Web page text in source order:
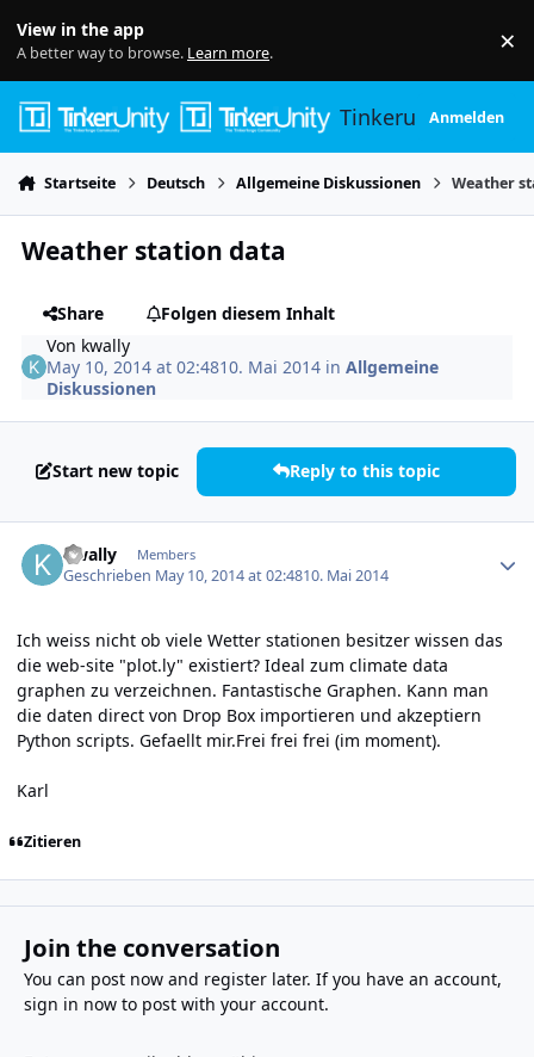
View in the app
A better way to browse. Learn more. ×
TinkerunityAnmelden
Startseite Deutsch Allgemeine Diskussionen Weather
Weather station data
Share
Folgen diesem Inhalt
Von kwally
May 10, 2014 at 02:4810. Mai 2014 inAllgemeine
Diskussionen
Start new topic Reply to this topic
kwally Members
Geschrieben May 10, 2014 at 02:4810. Mai 2014
Ich weiss nicht ob viele Wetter stationen besitzer wissen das
die web-site "plot.ly" existiert? Ideal zum climate data
graphen zu verzeichnen. Fantastische Graphen. Kann man
die daten direct von Drop Box importieren und akzeptiern
Python scripts. Gefaellt mir.Frei frei frei (im moment).
Karl
Zitieren
Join the conversation
You can post now and register later. If you have an account,
sign in nowto post with your account.